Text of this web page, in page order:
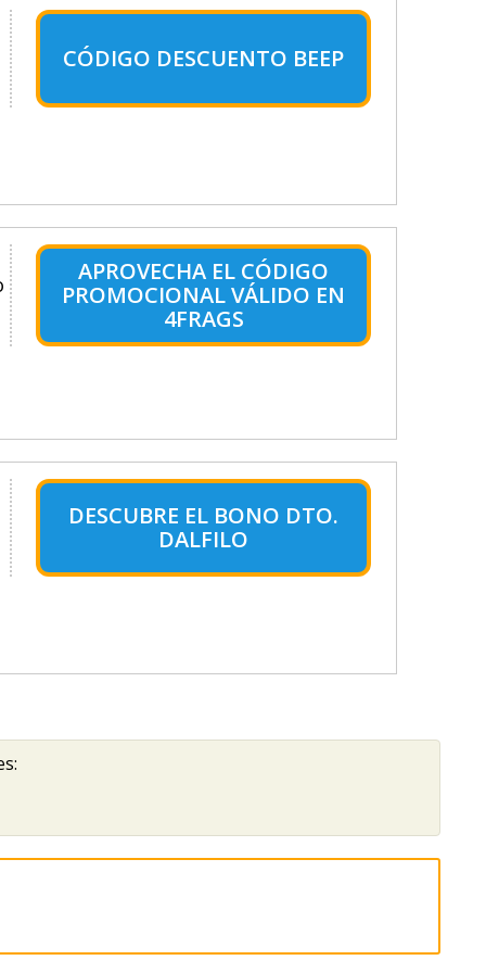
CÓDIGO DESCUENTO BEEP
APROVECHA EL CÓDIGO
PROMOCIONAL VÁLIDO EN
4FRAGS
DESCUBRE EL BONO DTO.
DALFILO